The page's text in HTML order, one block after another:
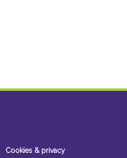
Cookies & privacy